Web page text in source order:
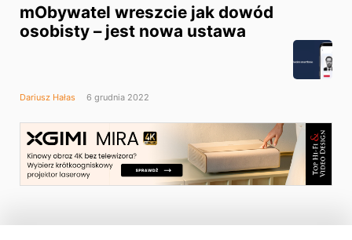
mObywatel wreszcie jak dowód
osobisty – jest nowa ustawa
Dariusz Hałas 6 grudnia 2022